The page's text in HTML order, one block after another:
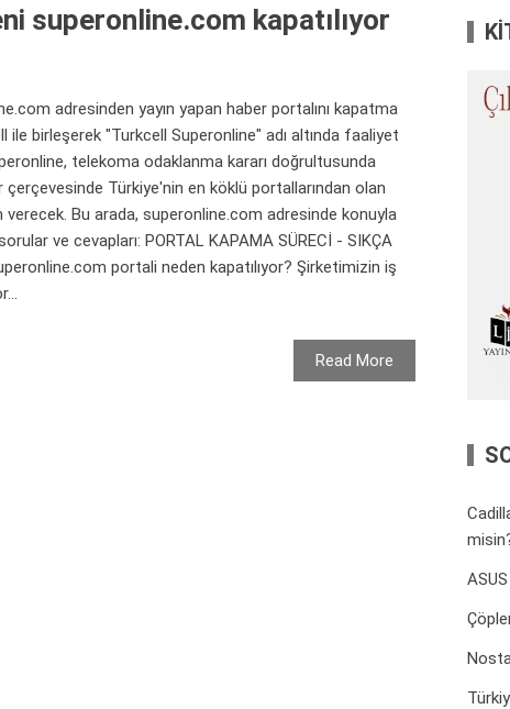
superonline.com kapatılıyor
adresinden yayın yapan haber portalını kapatma
ile birleşerek "Turkcell Superonline" adı altında faaliyet
telekoma odaklanma kararı doğrultusunda
çerçevesinde Türkiye'nin en köklü portallarından olan
Bu arada, superonline.com adresinde konuyla
ve cevapları: PORTAL KAPAMA SÜRECİ - SIKÇA
portali neden kapatılıyor? Şirketimizin iş
Read More